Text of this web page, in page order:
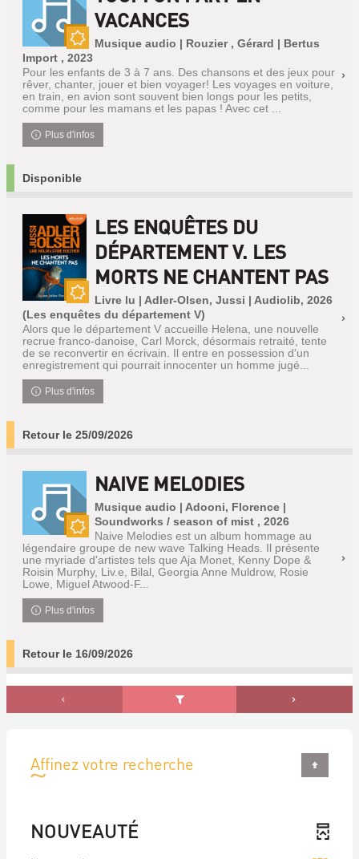
Nouveauté
VACANCES
Musique audio | Rouzier , Gérard | Bertus
Import , 2023
Pour les enfants de 3 à 7 ans. Des chansons et des jeux pour
rêver, chanter, jouer et bien voyager! Les voyages en voiture,
en train, en avion sont souvent bien longs pour les petits,
comme pour les mamans et les papas ! Avec cet ...
Plus d'infos
Disponible
Nouveauté
LES ENQUÊTES DU
DÉPARTEMENT V. LES
MORTS NE CHANTENT PAS
Livre lu | Adler-Olsen, Jussi | Audiolib, 2026
(Les enquêtes du département V)
Alors que le département V accueille Helena, une nouvelle
recrue franco-danoise, Carl Morck, désormais retraité, tente
de se reconvertir en écrivain. Il entre en possession d'un
enregistrement qui pourrait innocenter un homme jugé...
Plus d'infos
Retour le 25/09/2026
Nouveauté
NAIVE MELODIES
Musique audio | Adooni, Florence |
Soundworks / season of mist , 2026
Naive Melodies est un album hommage au
légendaire groupe de new wave Talking Heads. Il présente
une myriade d'artistes tels que Aja Monet, Kenny Dope &
Roisin Murphy, Liv.e, Bilal, Georgia Anne Muldrow, Rosie
Lowe, Miguel Atwood-F...
Plus d'infos
Retour le 16/09/2026
Affinez votre recherche
NOUVEAUTÉ